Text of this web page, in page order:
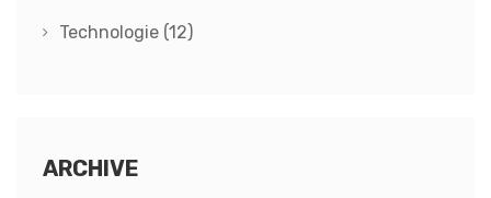
Technologie (12)
ARCHIVE